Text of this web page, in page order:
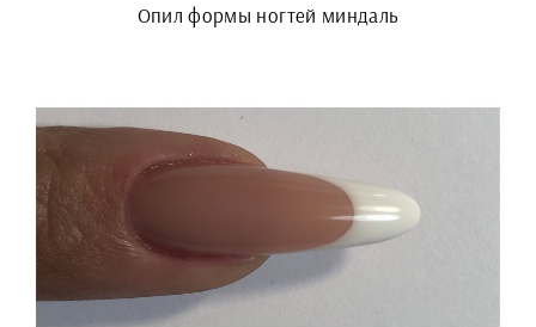
Опил формы ногтей миндаль